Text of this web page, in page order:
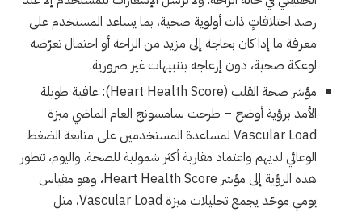
رصد اختلافاتٍ ذات أولوية صحية، بما يساعد المستخدم على
معرفة ما إذا كان بحاجة إلى مزيد من الراحة أو احتمال تعرّضه
لوعكة صحية، دون إزعاجه بتنبيهات غير ضرورية.
مؤشر صحة القلب (Heart Health Score): عافية طويلة
الأمد برؤية أوضح – طرحت سامسونج العام الماضي ميزة
Vascular Load لمساعدة المستخدمين على متابعة الضغط
الوعائي لديهم واعتماد مقاربة أكثر شمولية للصحة. واليوم، تتطور
هذه الرؤية إلى مؤشر Heart Health Score، وهو مقياس
يومي موحّد يجمع تحليلات ميزة Vascular Load، مثل